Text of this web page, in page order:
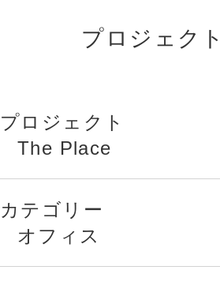
プロジェク
プロジェクト
The Place
カテゴリー
オフィス